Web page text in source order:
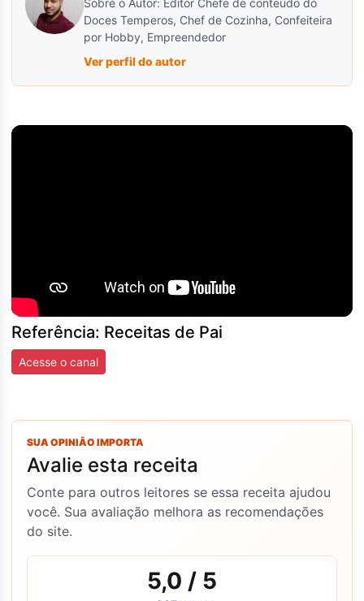
Sobre o Autor: Editor Chefe de conteúdo do
Doces Temperos, Chef de Cozinha, Confeiteira
por Hobby, Empreendedor
Ver perfil do autor
Referência: Receitas de Pai
Acesse o canal
SUA OPINIÃO IMPORTA
Avalie esta receita
Conte para outros leitores se essa receita ajudou
você. Sua avaliação melhora as recomendações
do site.
5,0 / 5